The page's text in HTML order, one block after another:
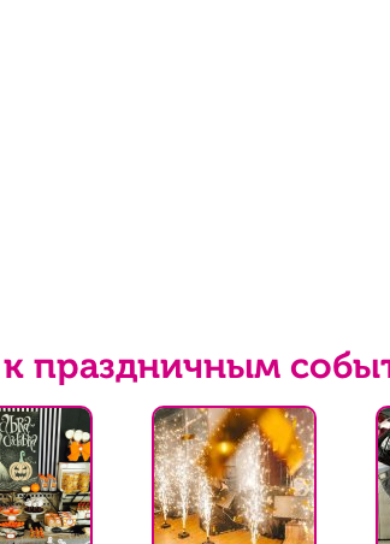
праздничным